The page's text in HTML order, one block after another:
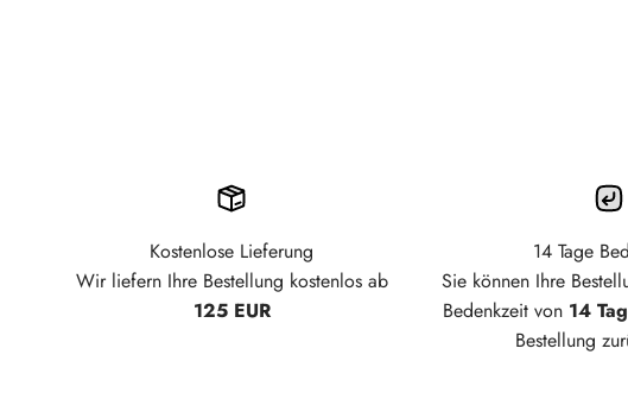
Kostenlose Lieferung
Wir liefern Ihre Bestellung kostenlos ab
125 EUR
14 Tage
Sie können Ihre
Bedenkzeit von 14
Bestellung